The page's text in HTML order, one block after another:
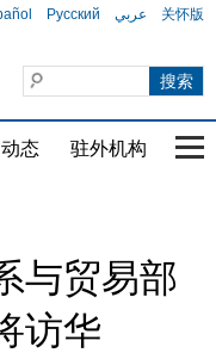
Русский عربي 关怀版
态 驻外机构 国
与贸易部
访华